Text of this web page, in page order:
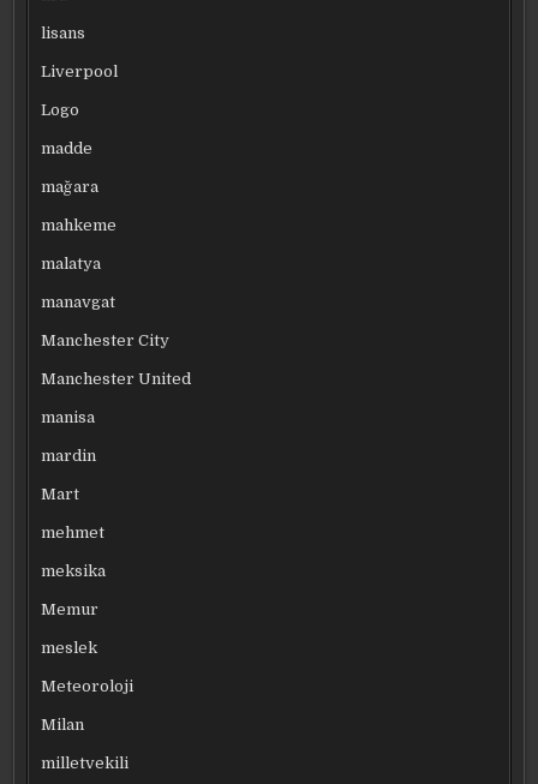
lisans
Liverpool
Logo
madde
mağara
mahkeme
malatya
manavgat
Manchester City
Manchester United
manisa
mardin
Mart
mehmet
meksika
Memur
meslek
Meteoroloji
Milan
milletvekili